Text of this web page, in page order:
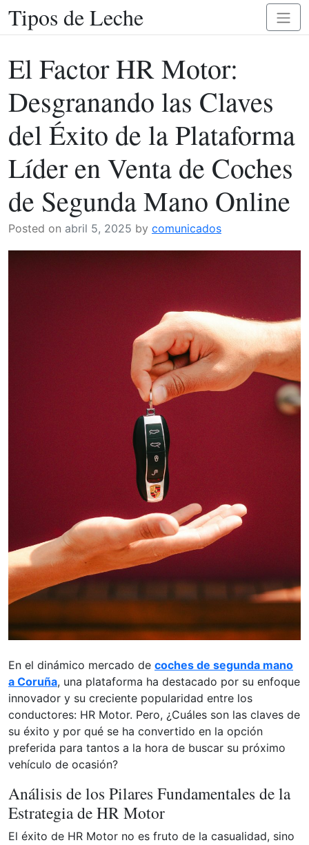
Skip
to
Tipos de Leche
El Factor HR Motor:
Desgranando las Claves
del Éxito de la Plataforma
Líder en Venta de Coches
de Segunda Mano Online
Posted on abril 5, 2025 by comunicados
En el dinámico mercado de coches de segunda mano
a Coruña, una plataforma ha destacado por su enfoque
innovador y su creciente popularidad entre los
conductores: HR Motor. Pero, ¿Cuáles son las claves de
su éxito y por qué se ha convertido en la opción
preferida para tantos a la hora de buscar su próximo
vehículo de ocasión?
Análisis de los Pilares Fundamentales de la
Estrategia de HR Motor
El éxito de HR Motor no es fruto de la casualidad, sino